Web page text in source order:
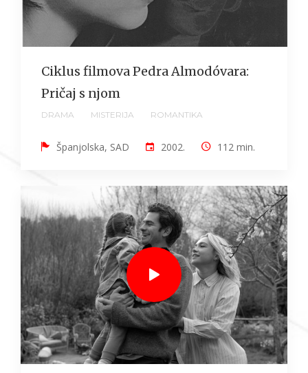
Ciklus filmova Pedra Almodóvara:
Pričaj s njom
DRAMA MISTERIJA ROMANTIKA
Španjolska, SAD 2002. 112 min.